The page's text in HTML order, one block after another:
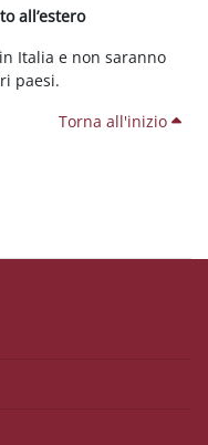
all’estero
Italia e non saranno
paesi.
Torna all'inizio